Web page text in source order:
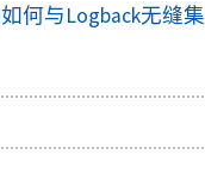
何与Logback无缝集